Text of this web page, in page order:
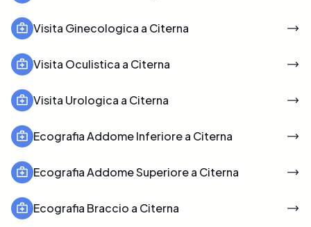
Visita Ginecologica a Citerna
Visita Oculistica a Citerna
Visita Urologica a Citerna
Ecografia Addome Inferiore a Citerna
Ecografia Addome Superiore a Citerna
Ecografia Braccio a Citerna